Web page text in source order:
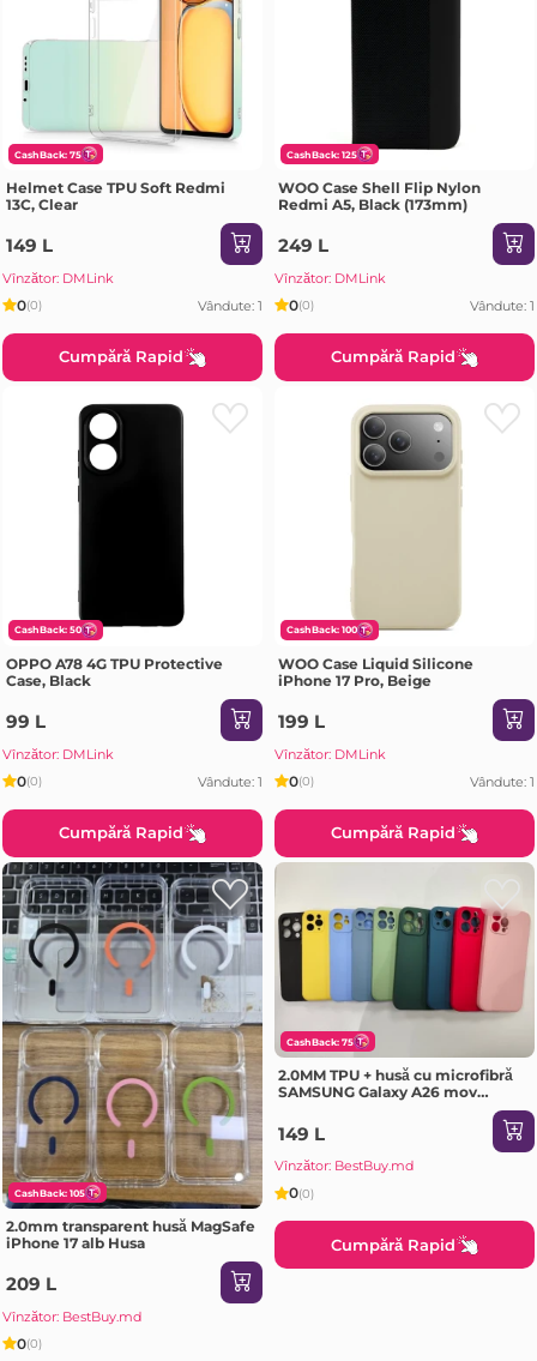
CashBack: 75
Helmet Case TPU Soft Redmi
13C, Clear
149 L
Vînzător: DMLink
0(0) Vândute: 1
Cumpără Rapid
CashBack: 125
WOO Case Shell Flip Nylon
Redmi A5, Black (173mm)
249 L
Vînzător: DMLink
0(0) Vândute: 1
Cumpără Rapid
CashBack: 50
OPPO A78 4G TPU Protective
Case, Black
99 L
Vînzător: DMLink
0(0) Vândute: 1
Cumpără Rapid
CashBack: 100
WOO Case Liquid Silicone
iPhone 17 Pro, Beige
199 L
Vînzător: DMLink
0(0) Vândute: 1
Cumpără Rapid
CashBack: 105
2.0mm transparent husă MagSafe
iPhone 17 alb Husa
209 L
Vînzător: BestBuy.md
0(0)
CashBack: 75
2.0MM TPU + husă cu microfibră
SAMSUNG Galaxy A26 mov
149 L
Vînzător: BestBuy.md
0(0)
Cumpără Rapid